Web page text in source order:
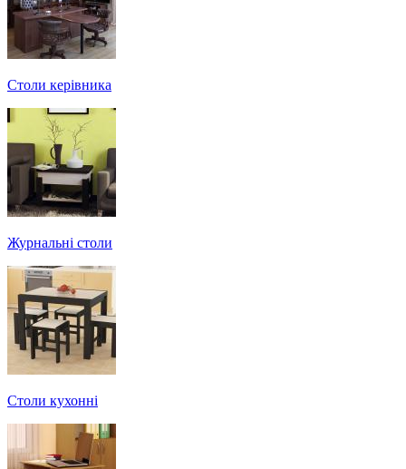
Столи керівника
Журнальні столи
Столи кухонні